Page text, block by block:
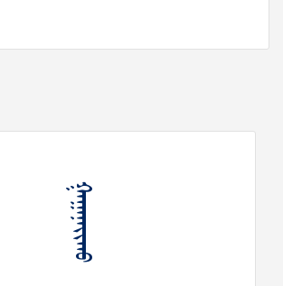
ᠭᠠᠭᠠᠨᠠᠶᠢᠬᠤ